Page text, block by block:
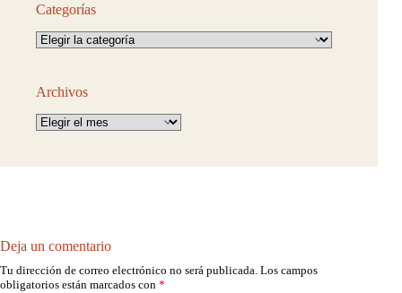
Categorías
Categorías
Archivos
Archivos
Deja un comentario
Tu dirección de correo electrónico no será publicada. Los campos
obligatorios están marcados con *